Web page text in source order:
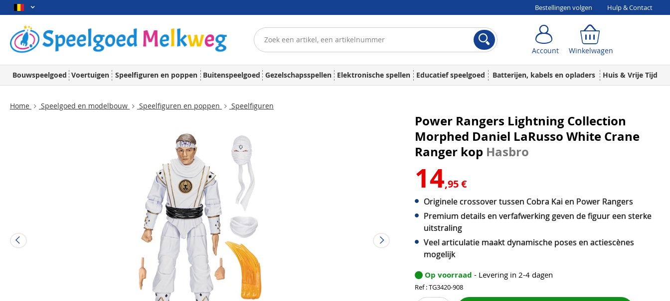
Bestellingen volgen Hulp & Contact
Account Winkelwagen
Bouwspeelgoed Voertuigen Speelfiguren en poppen Buitenspeelgoed Gezelschapsspellen Elektronische spellen Educatief speelgoed Batterijen, kabels en opladers Huis & Vrije Tijd
Home Speelgoed en modelbouw Speelfiguren en poppen Speelfiguren
Power Rangers Lightning Collection
Morphed Daniel LaRusso White Crane
Ranger kop Hasbro
14,95 €
Originele crossover tussen Cobra Kai en Power Rangers
Premium details en verfafwerking geven de figuur een sterke
uitstraling
Veel articulatie maakt dynamische poses en actiescènes
mogelijk
Op voorraad - Levering in 2-4 dagen
Ref : TG3420-908
Account Winkelwagen